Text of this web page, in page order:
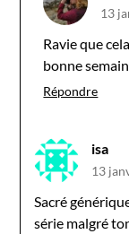
13
Ravie que
bonne
Répondre
isa
13
Sacré
série malgré